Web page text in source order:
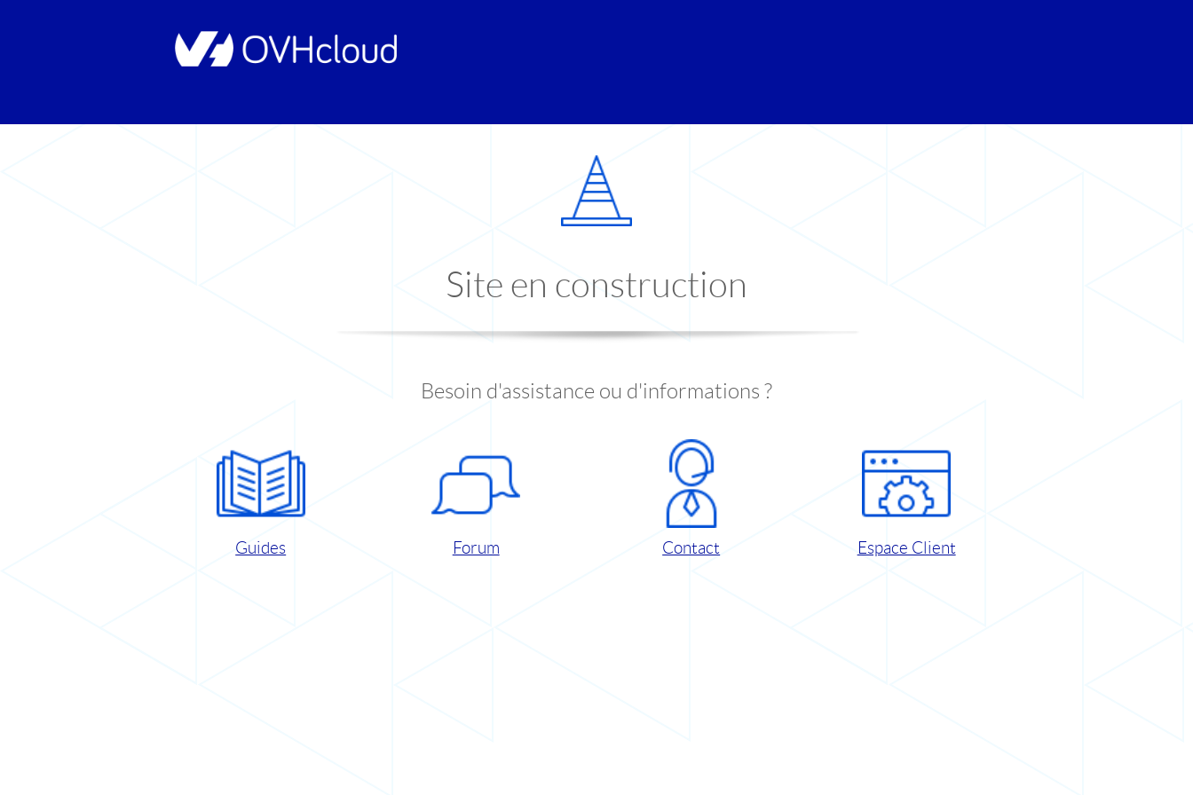
Site en construction
Besoin d'assistance ou d'informations ?
Guides Forum Contact Espace Client